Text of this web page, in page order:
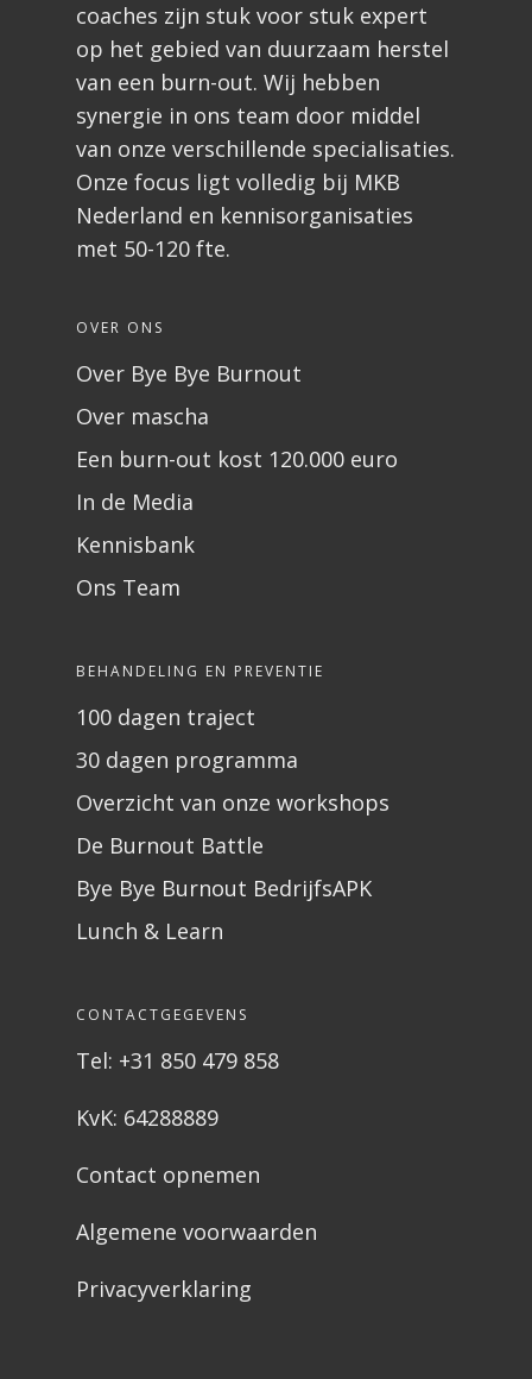
coaches zijn stuk voor stuk expert
op het gebied van duurzaam herstel
van een burn-out. Wij hebben
synergie in ons team door middel
van onze verschillende specialisaties.
Onze focus ligt volledig bij MKB
Nederland en kennisorganisaties
met 50-120 fte.
OVER ONS
Over Bye Bye Burnout
Over mascha
Een burn-out kost 120.000 euro
In de Media
Kennisbank
Ons Team
BEHANDELING EN PREVENTIE
100 dagen traject
30 dagen programma
Overzicht van onze workshops
De Burnout Battle
Bye Bye Burnout BedrijfsAPK
Lunch & Learn
CONTACTGEGEVENS
Tel: +31 850 479 858
KvK: 64288889
Contact opnemen
Algemene voorwaarden
Privacyverklaring